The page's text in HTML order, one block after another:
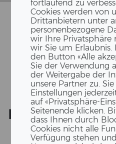
fortlaufend zu
Cookies werden von
Drittanbietern unter
personenbezogene
wir Ihre Privatsphäre
wir Sie um
den Button «Alle
Sie der Verwendung
der Weitergabe der
unsere Partner zu.
Einstellungen
auf «Privatsphäre-
Seitenende klicken.
dass Ihnen durch
Cookies nicht alle
Verfügung stehen
ERNE AG
UM 2022